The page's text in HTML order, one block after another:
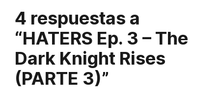
4 respuestas a
“HATERS Ep. 3 – The
Dark Knight Rises
(PARTE 3)”